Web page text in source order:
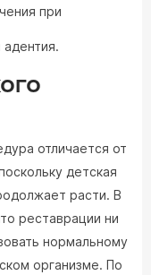
при
отличается от
детская
расти. В
реставрации ни
нормальному
организме. По